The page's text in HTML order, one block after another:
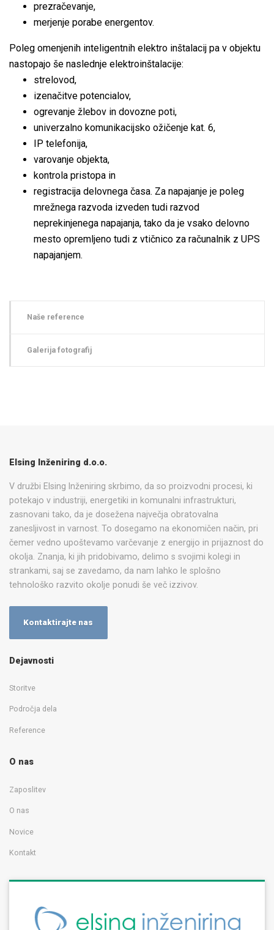
prezračevanje,
merjenje porabe energentov.
Poleg omenjenih inteligentnih elektro inštalacij pa v objektu
nastopajo še naslednje elektroinštalacije:
strelovod,
izenačitve potencialov,
ogrevanje žlebov in dovozne poti,
univerzalno komunikacijsko ožičenje kat. 6,
IP telefonija,
varovanje objekta,
kontrola pristopa in
registracija delovnega časa. Za napajanje je poleg
mrežnega razvoda izveden tudi razvod
neprekinjenega napajanja, tako da je vsako delovno
mesto opremljeno tudi z vtičnico za računalnik z UPS
napajanjem.
Naše reference
Galerija fotografij
Elsing Inženiring d.o.o.
V družbi Elsing Inženiring skrbimo, da so proizvodni procesi, ki
potekajo v industriji, energetiki in komunalni infrastrukturi,
zasnovani tako, da je dosežena največja obratovalna
zanesljivost in varnost. To dosegamo na ekonomičen način, pri
čemer vedno upoštevamo varčevanje z energijo in prijaznost do
okolja. Znanja, ki jih pridobivamo, delimo s svojimi kolegi in
strankami, saj se zavedamo, da nam lahko le splošno
tehnološko razvito okolje ponudi še več izzivov.
Kontaktirajte nas
Dejavnosti
Storitve
Področja dela
Reference
O nas
Zaposlitev
O nas
Novice
Kontakt